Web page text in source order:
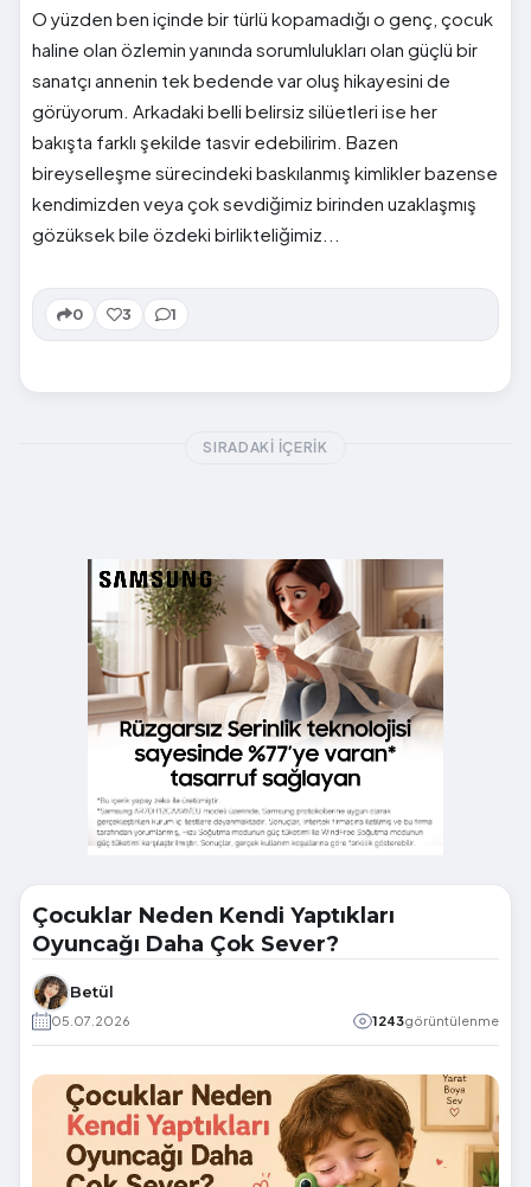
O yüzden ben içinde bir türlü kopamadığı o genç, çocuk
haline olan özlemin yanında sorumlulukları olan güçlü bir
sanatçı annenin tek bedende var oluş hikayesini de
görüyorum. Arkadaki belli belirsiz silüetleri ise her
bakışta farklı şekilde tasvir edebilirim. Bazen
bireyselleşme sürecindeki baskılanmış kimlikler bazense
kendimizden veya çok sevdiğimiz birinden uzaklaşmış
gözüksek bile özdeki birlikteliğimiz...
0 3 1
SIRADAKI İÇERIK
Çocuklar Neden Kendi Yaptıkları
Oyuncağı Daha Çok Sever?
Betül
05.07.2026 1243görüntülenme